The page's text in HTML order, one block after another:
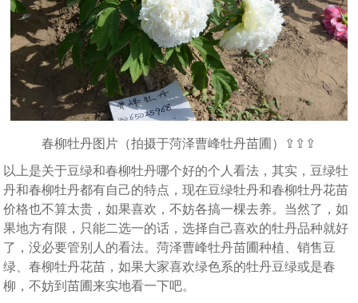
春柳牡丹图片（拍摄于菏泽曹峰牡丹苗圃）⇪⇪⇪
以上是关于豆绿和春柳牡丹哪个好的个人看法，其实，豆绿牡
丹和春柳牡丹都有自己的特点，现在豆绿牡丹和春柳牡丹花苗
价格也不算太贵，如果喜欢，不妨各搞一棵去养。当然了，如
果地方有限，只能二选一的话，选择自己喜欢的牡丹品种就好
了，没必要管别人的看法。菏泽曹峰牡丹苗圃种植、销售豆
绿、春柳牡丹花苗，如果大家喜欢绿色系的牡丹豆绿或是春
柳，不妨到苗圃来实地看一下吧。